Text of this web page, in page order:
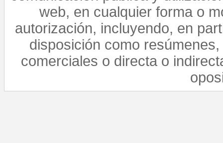
web, en cualquier forma o
autorización, incluyendo, en
disposición como
comerciales o directa o